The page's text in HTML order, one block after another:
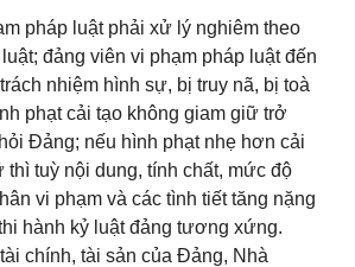
pháp luật phải xử lý nghiêm theo
đảng viên vi phạm pháp luật đến
nhiệm hình sự, bị truy nã, bị toà
phạt cải tạo không giam giữ trở
Đảng; nếu hình phạt nhẹ hơn cải
thì tuỳ nội dung, tính chất, mức độ
vi phạm và các tình tiết tăng nặng
hành kỷ luật đảng tương xứng.
chính, tài sản của Đảng, Nhà